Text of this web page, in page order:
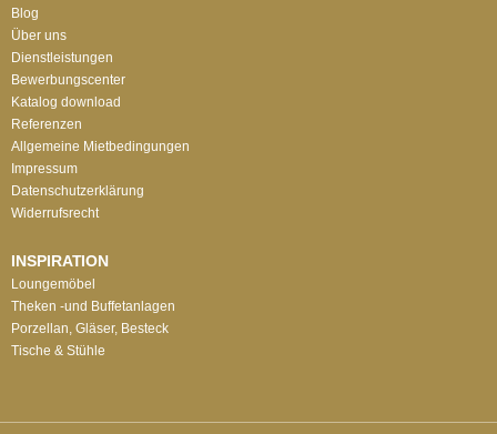
Blog
Über uns
Dienstleistungen
Bewerbungscenter
Katalog download
Referenzen
Allgemeine Mietbedingungen
Impressum
Datenschutzerklärung
Widerrufsrecht
INSPIRATION
Loungemöbel
Theken -und Buffetanlagen
Porzellan, Gläser, Besteck
Tische & Stühle